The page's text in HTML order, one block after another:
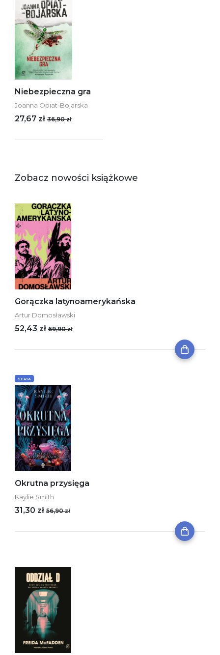
Niebezpieczna gra
Joanna Opiat-Bojarska
27,67 zł 36,90 zł
Zobacz nowości książkowe
Gorączka latynoamerykańska
Artur Domosławski
52,43 zł 69,90 zł
SERIA
Okrutna przysięga
Kaylie Smith
31,30 zł 56,90 zł